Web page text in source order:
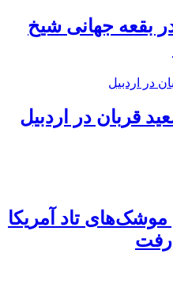
بقعه جهانی شیخ
قربان در اردبیل
موشک‌های تاد آمریکا